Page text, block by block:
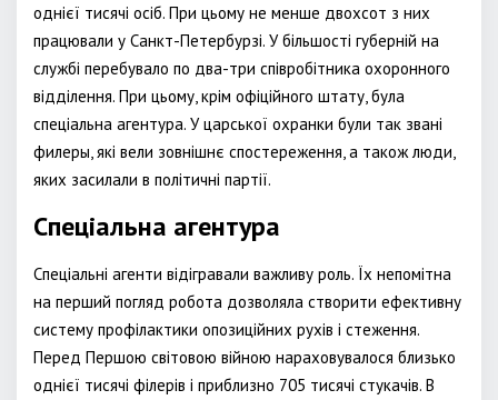
однієї тисячі осіб. При цьому не менше двохсот з них
працювали у Санкт-Петербурзі. У більшості губерній на
службі перебувало по два-три співробітника охоронного
відділення. При цьому, крім офіційного штату, була
спеціальна агентура. У царської охранки були так звані
филеры, які вели зовнішнє спостереження, а також люди,
яких засилали в політичні партії.
Спеціальна агентура
Спеціальні агенти відігравали важливу роль. Їх непомітна
на перший погляд робота дозволяла створити ефективну
систему профілактики опозиційних рухів і стеження.
Перед Першою світовою війною нараховувалося близько
однієї тисячі філерів і приблизно 705 тисячі стукачів. В